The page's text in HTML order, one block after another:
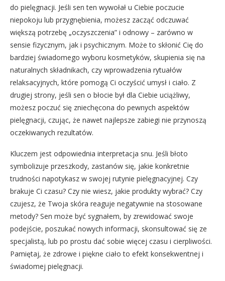
do pielęgnacji. Jeśli sen ten wywołał u Ciebie poczucie
niepokoju lub przygnębienia, możesz zacząć odczuwać
większą potrzebę „oczyszczenia” i odnowy – zarówno w
sensie fizycznym, jak i psychicznym. Może to skłonić Cię do
bardziej świadomego wyboru kosmetyków, skupienia się na
naturalnych składnikach, czy wprowadzenia rytuałów
relaksacyjnych, które pomogą Ci oczyścić umysł i ciało. Z
drugiej strony, jeśli sen o błocie był dla Ciebie uciążliwy,
możesz poczuć się zniechęcona do pewnych aspektów
pielęgnacji, czując, że nawet najlepsze zabiegi nie przynoszą
oczekiwanych rezultatów.
Kluczem jest odpowiednia interpretacja snu. Jeśli błoto
symbolizuje przeszkody, zastanów się, jakie konkretnie
trudności napotykasz w swojej rutynie pielęgnacyjnej. Czy
brakuje Ci czasu? Czy nie wiesz, jakie produkty wybrać? Czy
czujesz, że Twoja skóra reaguje negatywnie na stosowane
metody? Sen może być sygnałem, by zrewidować swoje
podejście, poszukać nowych informacji, skonsultować się ze
specjalistą, lub po prostu dać sobie więcej czasu i cierpliwości.
Pamiętaj, że zdrowe i piękne ciało to efekt konsekwentnej i
świadomej pielęgnacji.